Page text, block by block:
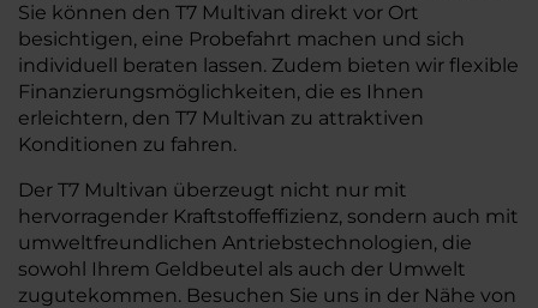
Sie können den T7 Multivan direkt vor Ort
besichtigen, eine Probefahrt machen und sich
individuell beraten lassen. Zudem bieten wir flexible
Finanzierungsmöglichkeiten, die es Ihnen
erleichtern, den T7 Multivan zu attraktiven
Konditionen zu fahren.
Der T7 Multivan überzeugt nicht nur mit
hervorragender Kraftstoffeffizienz, sondern auch mit
umweltfreundlichen Antriebstechnologien, die
sowohl Ihrem Geldbeutel als auch der Umwelt
zugutekommen. Besuchen Sie uns in der Nähe von